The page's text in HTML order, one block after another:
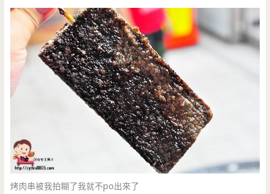
烤肉串被我拍糊了我就不po出來了